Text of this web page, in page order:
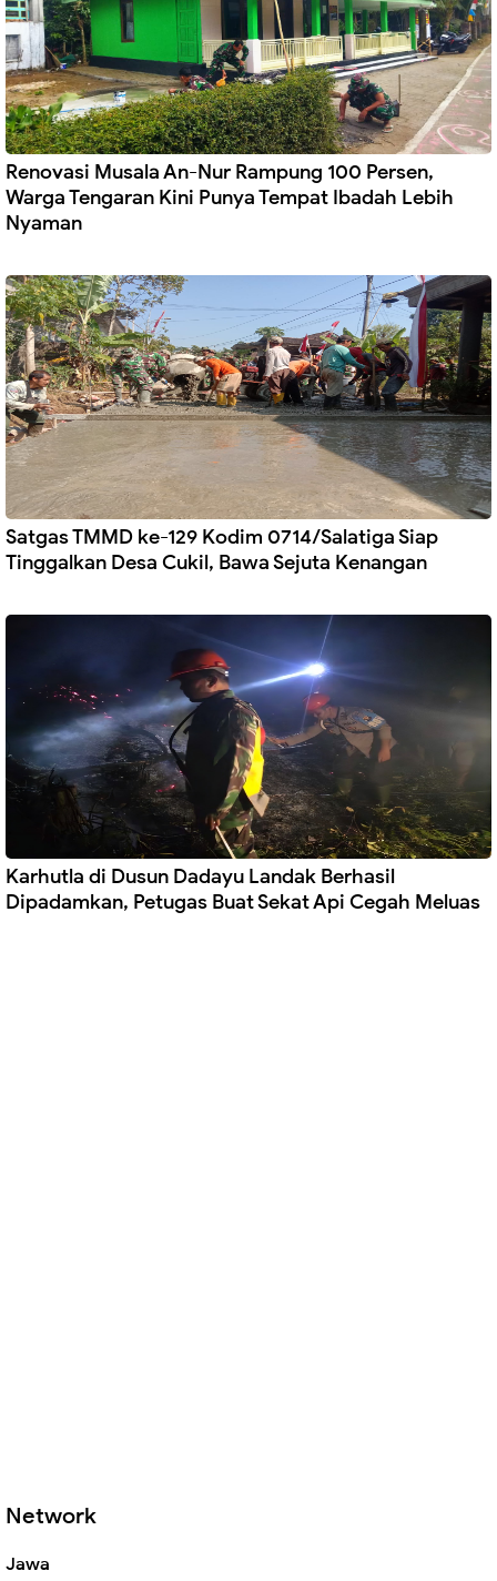
Renovasi Musala An-Nur Rampung 100 Persen,
Warga Tengaran Kini Punya Tempat Ibadah Lebih
Nyaman
Satgas TMMD ke-129 Kodim 0714/Salatiga Siap
Tinggalkan Desa Cukil, Bawa Sejuta Kenangan
Karhutla di Dusun Dadayu Landak Berhasil
Dipadamkan, Petugas Buat Sekat Api Cegah Meluas
Network
Jawa